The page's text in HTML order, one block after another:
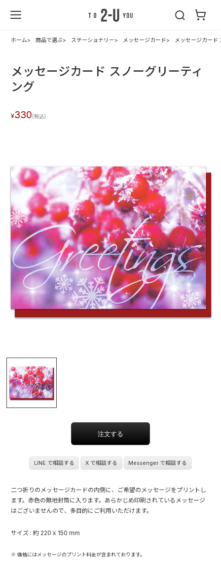
ホーム 商品で選ぶ ステーショナリー メッセージカード メッセージカード
メッセージカード スノーグリーティ
ング
330
LINE で相談する X で相談する Messenger で相談する
二つ折りのメッセージカードの内側に、ご希望のメッセージをプリントし
ます。赤色の無地封筒に入ります。あらかじめ印刷されているメッセージ
はございませんので、多目的にご利用いただけます。
サイズ : 約 220 x 150 mm
※ 価格にはメッセージのプリント料金が含まれております。